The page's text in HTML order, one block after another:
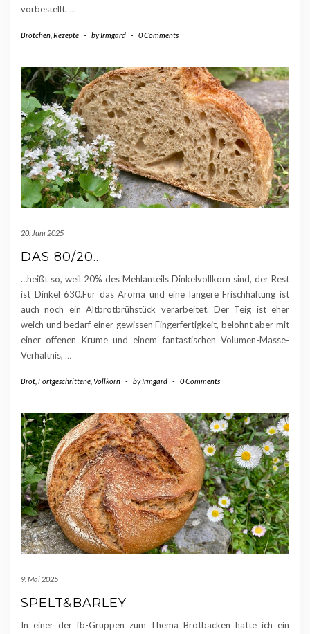
vorbestellt. …
Brötchen Rezepte - byIrmgard - 0 Comments
20. Juni 2025
DAS 80/20…
…heißt so, weil 20% des Mehlanteils Dinkelvollkorn sind, der Rest
ist Dinkel 630.Für das Aroma und eine längere Frischhaltung ist
auch noch ein Altbrotbrühstück verarbeitet. Der Teig ist eher
weich und bedarf einer gewissen Fingerfertigkeit, belohnt aber mit
einer offenen Krume und einem fantastischen Volumen-Masse-
Verhältnis, …
Brot Fortgeschrittene Vollkorn - byIrmgard - 0 Comments
9. Mai 2025
SPELT&BARLEY
In einer der fb-Gruppen zum Thema Brotbacken hatte ich ein